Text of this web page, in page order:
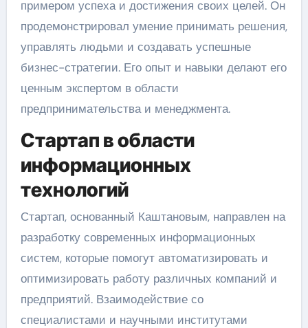
примером успеха и достижения своих целей. Он
продемонстрировал умение принимать решения,
управлять людьми и создавать успешные
бизнес-стратегии. Его опыт и навыки делают его
ценным экспертом в области
предпринимательства и менеджмента.
Стартап в области
информационных
технологий
Стартап, основанный Каштановым, направлен на
разработку современных информационных
систем, которые помогут автоматизировать и
оптимизировать работу различных компаний и
предприятий. Взаимодействие со
специалистами и научными институтами